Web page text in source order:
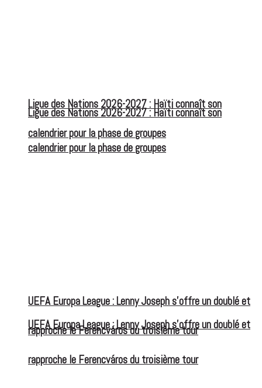
Ligue des Nations 2026-2027 : Haïti connaît son
calendrier pour la phase de groupes
UEFA Europa League : Lenny Joseph s’offre un doublé et
rapproche le Ferencváros du troisième tour
Ligue des Nations 2026-2027 : Haïti connaît son
calendrier pour la phase de groupes
UEFA Europa League : Lenny Joseph s’offre un doublé et
rapproche le Ferencváros du troisième tour